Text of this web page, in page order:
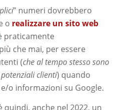
” numeri dovrebbero
o realizzare un sito web
praticamente
che mai, per essere
(che al tempo stesso sono
clienti) quando
o informazioni su Google.
quindi, anche nel 2022, un